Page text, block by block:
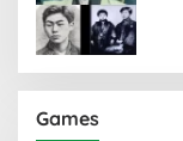
Games